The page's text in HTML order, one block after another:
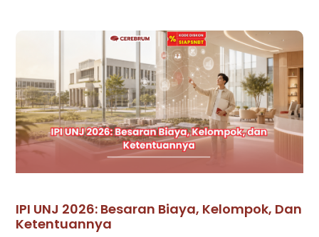
IPI UNJ 2026: Besaran Biaya, Kelompok, Dan
Ketentuannya